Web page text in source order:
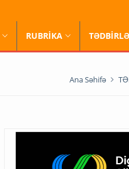
RUBRİKA
Ana Səhifə